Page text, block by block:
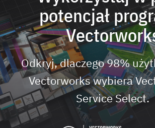
potencjał
Odkryj, dlaczego 98%
Vectorworks wybiera
Service Select.